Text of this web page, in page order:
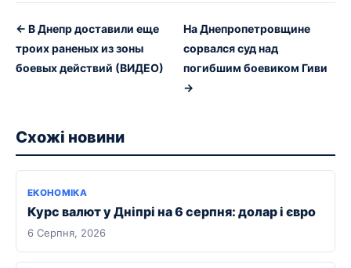
← В Днепр доставили еще
троих раненых из зоны
боевых действий (ВИДЕО)
На Днепропетровщине
сорвался суд над
погибшим боевиком Гиви
→
Схожі новини
ЕКОНОМІКА
Курс валют у Дніпрі на 6 серпня: долар і євро
6 Серпня, 2026